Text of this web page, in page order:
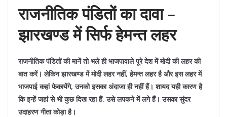
राजनीतिक पंडितों का दावा –
झारखण्ड में सिर्फ हेमन्त लहर
राजनीतिक पंडितों की मानें तो भले ही भाजपावाले पूरे देश में मोदी की लहर की
बात करें। लेकिन झारखण्ड में मोदी लहर नहीं, हेमन्त लहर है और इस लहर में
भाजपाई कहां फेकायेंगे, उनको इसका अंदाजा ही नहीं हैं। शायद यही कारण है
कि इन्हें जहां से भी कुछ दिख रहा हैं, उसे लपकने में लगे हैं। उसका सुंदर
उदाहरण गीता कोड़ा है।